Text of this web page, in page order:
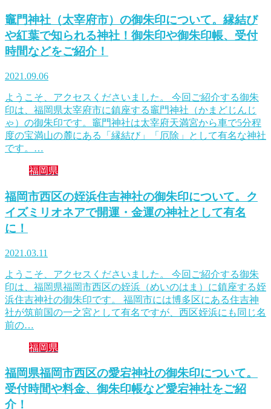
竈門神社（太宰府市）の御朱印について。縁結び
や紅葉で知られる神社！御朱印や御朱印帳、受付
時間などをご紹介！
2021.09.06
ようこそ、アクセスくださいました。 今回ご紹介する御朱
印は、福岡県太宰府市に鎮座する竈門神社（かまどじんじ
ゃ）の御朱印です。竈門神社は太宰府天満宮から車で5分程
度の宝満山の麓にある「縁結び」「厄除」として有名な神社
です。…
福岡県
福岡市西区の姪浜住吉神社の御朱印について。ク
イズミリオネアで開運・金運の神社として有名
に！
2021.03.11
ようこそ、アクセスくださいました。 今回ご紹介する御朱
印は、福岡県福岡市西区の姪浜（めいのはま）に鎮座する姪
浜住吉神社の御朱印です。 福岡市には博多区にある住吉神
社が筑前国の一之宮として有名ですが、西区姪浜にも同じ名
前の…
福岡県
福岡県福岡市西区の愛宕神社の御朱印について。
受付時間や料金、御朱印帳など愛宕神社をご紹
介！